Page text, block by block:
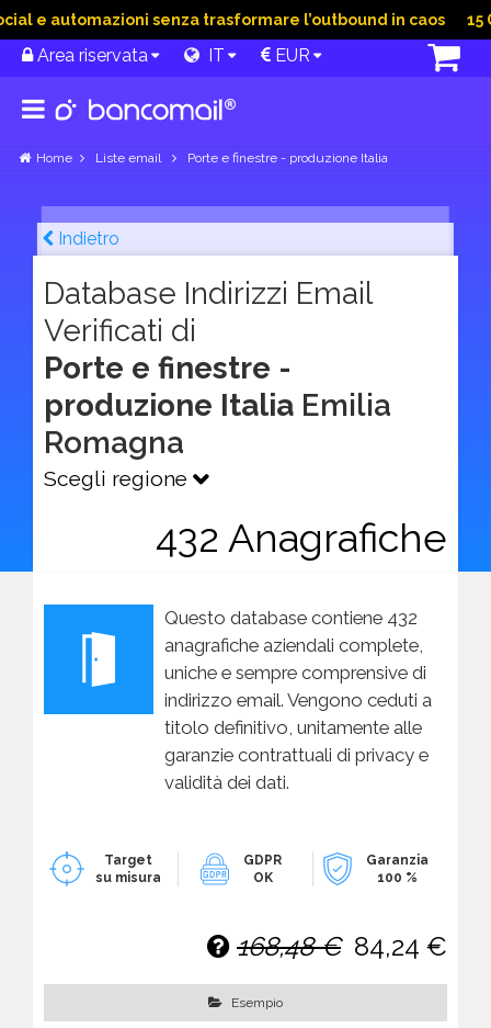
e automazioni senza trasformare l’outbound in caos 15
Area riservata IT EUR
Home Liste email Porte e finestre - produzione Italia
Indietro
Database Indirizzi Email
Verificati di
Porte e finestre -
produzione Italia Emilia
Romagna
Scegli regione
432 Anagrafiche
Questo database contiene 432
anagrafiche aziendali complete,
uniche e sempre comprensive di
indirizzo email. Vengono ceduti a
titolo definitivo, unitamente alle
garanzie contrattuali di privacy e
validità dei dati.
Target
su misura
GDPR
OK
Garanzia
100 %
168,48 € 84,24 €
Esempio